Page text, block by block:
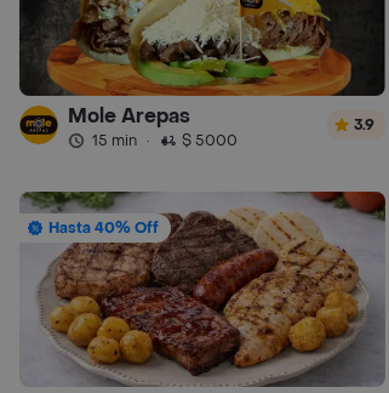
Mole Arepas
15 min · $ 5000
3.9
Hasta 40% Off